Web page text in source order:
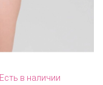
Есть в наличии